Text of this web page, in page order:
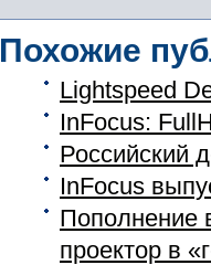
Похожие
Lightspeed
InFocus:
Российский
InFocus
Пополнение
проектор в